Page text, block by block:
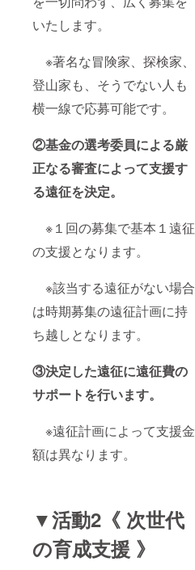
いたします。
※著名な冒険家、探検家、
登山家も、そうでない人も
横一線で応募可能です。
②基金の選考委員による厳
正なる審査によって支援す
る遠征を決定。
※１回の募集で基本１遠征
の支援となります。
※該当する遠征がない場合
は時期募集の遠征計画に持
ち越しとなります。
③決定した遠征に遠征費の
サポートを行います。
※遠征計画によって支援金
額は異なります。
▼活動2《 次世代
の育成支援 》